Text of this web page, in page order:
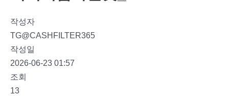
작성자
TG@CASHFILTER365
작성일
2026-06-23 01:57
조회
13